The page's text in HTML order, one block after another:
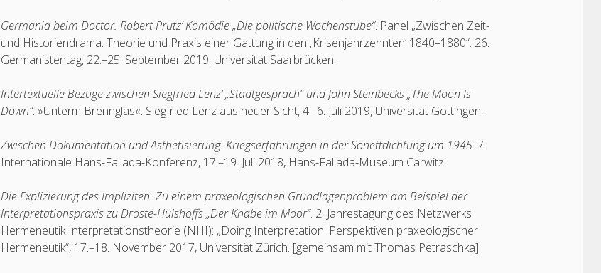
Germania beim Doctor. Robert Prutz’ Komödie „Die politische Wochenstube“. Panel „Zwischen Zeit-
und Historiendrama. Theorie und Praxis einer Gattung in den ‚Krisenjahrzehnten‘ 1840–1880“. 26.
Germanistentag, 22.–25. September 2019, Universität Saarbrücken.
Intertextuelle Bezüge zwischen Siegfried Lenz‘ „Stadtgespräch“ und John Steinbecks „The Moon Is
Down“. »Unterm Brennglas«. Siegfried Lenz aus neuer Sicht, 4.–6. Juli 2019, Universität Göttingen.
Zwischen Dokumentation und Ästhetisierung. Kriegserfahrungen in der Sonettdichtung um 1945. 7.
Internationale Hans-Fallada-Konferenz, 17.–19. Juli 2018, Hans-Fallada-Museum Carwitz.
Die Explizierung des Impliziten. Zu einem praxeologischen Grundlagenproblem am Beispiel der
Interpretationspraxis zu Droste-Hülshoffs „Der Knabe im Moor“. 2. Jahrestagung des Netzwerks
Hermeneutik Interpretationstheorie (NHI): „Doing Interpretation. Perspektiven praxeologischer
Hermeneutik“, 17.–18. November 2017, Universität Zürich. [gemeinsam mit Thomas Petraschka]